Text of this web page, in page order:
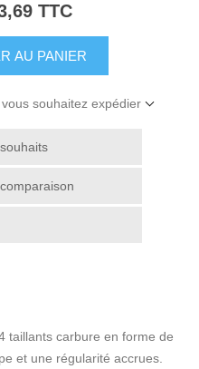
TTC
souhaitez expédier
taillants carbure en forme de
et une régularité accrues.